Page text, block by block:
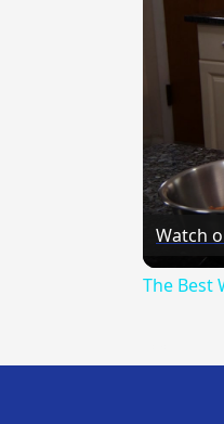
Watch
The Best